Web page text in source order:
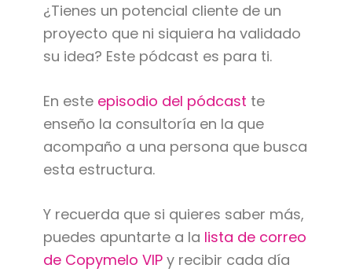
¿Tienes un potencial cliente de un
proyecto que ni siquiera ha validado
su idea? Este pódcast es para ti.
En este episodio del pódcast te
enseño la consultoría en la que
acompaño a una persona que busca
esta estructura.
Y recuerda que si quieres saber más,
puedes apuntarte a la lista de correo
de Copymelo VIPy recibir cada día